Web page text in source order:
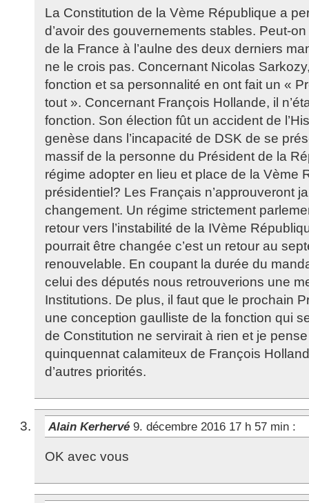
La Constitution de la Vème République a
d’avoir des gouvernements stables. Peut-
de la France à l’aulne des deux derniers
ne le crois pas. Concernant Nicolas
fonction et sa personnalité en ont fait un «
tout ». Concernant François Hollande, il
fonction. Son élection fût un accident de
genèse dans l’incapacité de DSK de se
massif de la personne du Président de la
régime adopter en lieu et place de la Vème
présidentiel? Les Français n’approuveront
changement. Un régime strictement
retour vers l’instabilité de la IVème
pourrait être changée c’est un retour au
renouvelable. En coupant la durée du
celui des députés nous retrouverions une
Institutions. De plus, il faut que le prochain
une conception gaulliste de la fonction qui
de Constitution ne servirait à rien et je pense
quinquennat calamiteux de François
d’autres priorités.
Alain Kerhervé 9. décembre 2016 17 h 57 min :
OK avec vous